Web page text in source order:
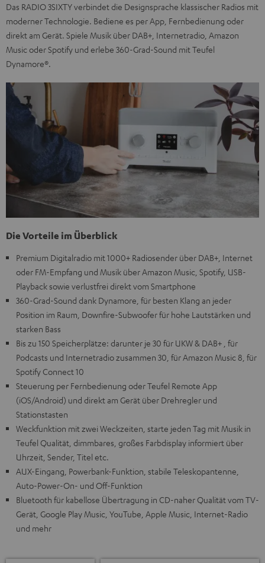
Das RADIO 3SIXTY verbindet die Designsprache klassischer Radios mit
moderner Technologie. Bediene es per App, Fernbedienung oder
direkt am Gerät. Spiele Musik über DAB+, Internetradio, Amazon
Music oder Spotify und erlebe 360-Grad-Sound mit Teufel
Dynamore®.
Die Vorteile im Überblick
Premium Digitalradio mit 1000+ Radiosender über DAB+, Internet
oder FM-Empfang und Musik über Amazon Music, Spotify, USB-
Playback sowie verlustfrei direkt vom Smartphone
360-Grad-Sound dank Dynamore, für besten Klang an jeder
Position im Raum, Downfire-Subwoofer für hohe Lautstärken und
starken Bass
Bis zu 150 Speicherplätze: darunter je 30 für UKW & DAB+ , für
Podcasts und Internetradio zusammen 30, für Amazon Music 8, für
Spotify Connect 10
Steuerung per Fernbedienung oder Teufel Remote App
(iOS/Android) und direkt am Gerät über Drehregler und
Stationstasten
Weckfunktion mit zwei Weckzeiten, starte jeden Tag mit Musik in
Teufel Qualität, dimmbares, großes Farbdisplay informiert über
Uhrzeit, Sender, Titel etc.
AUX-Eingang, Powerbank-Funktion, stabile Teleskopantenne,
Auto-Power-On- und Off-Funktion
Bluetooth für kabellose Übertragung in CD-naher Qualität vom TV-
Gerät, Google Play Music, YouTube, Apple Music, Internet-Radio
und mehr